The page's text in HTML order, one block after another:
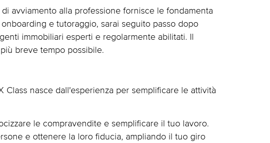
avviamento alla professione fornisce le fondamenta
e tutoraggio, sarai seguito passo dopo
immobiliari esperti e regolarmente abilitati. Il
breve tempo possibile.
Class nasce dall'esperienza per semplificare le attività
le compravendite e semplificare il tuo lavoro.
e ottenere la loro fiducia, ampliando il tuo giro